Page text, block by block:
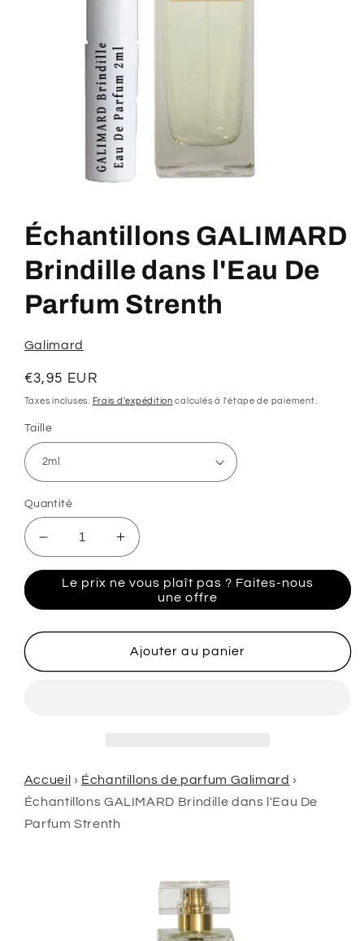
média
dans
une
fenêtre
Échantillons GALIMARD
Brindille dans l'Eau De
Parfum Strenth
Galimard
Prix
habituel
€3,95 EUR
Taxes incluses. Frais d'expédition calculés à l'étape de paiement.
Taille
Quantité
Réduire
la
quantité
GALIMARD
dans
Augmenter
la
quantité
GALIMARD
Brindille
dans
Le prix ne vous plaît pas ? Faites-nous
une offre
Ajouter au panier
Accueil › Échantillons de parfum Galimard ›
Échantillons GALIMARD Brindille dans l'Eau De
Parfum Strenth